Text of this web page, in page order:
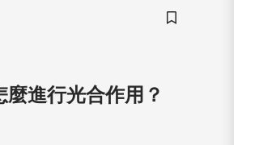
儲存書籤
進行光合作用？